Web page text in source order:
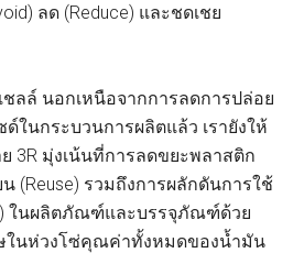
ลด (Reduce) และชดเชย
ลล์ นอกเหนือจากการลดการปล่อย
ในกระบวนการผลิตแล้ว เรายังให้
3R มุ่งเน้นที่การลดขยะพลาสติก
(Reuse) รวมถึงการผลักดันการใช้
ในผลิตภัณฑ์และบรรจุภัณฑ์ด้วย
ในห่วงโซ่คุณค่าทั้งหมดของน้ำมัน